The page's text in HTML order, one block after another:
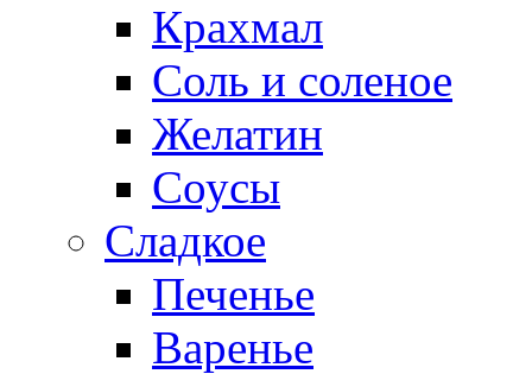
Крахмал
Соль и соленое
Желатин
Соусы
Сладкое
Печенье
Варенье